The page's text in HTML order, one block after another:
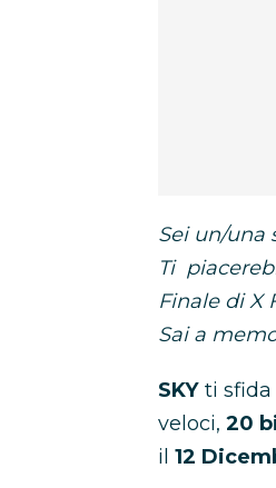
Sei un/una
Ti
Finale di X
Sai a
SKY ti sfida
veloci,20
il 12